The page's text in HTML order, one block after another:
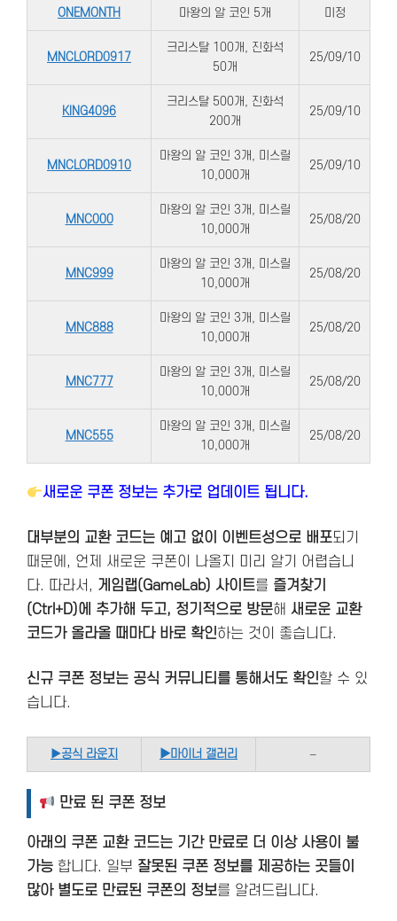
ONEMONTH 마왕의 알 코인 5개 미정
MNCLORD0917
크리스탈 100개, 진화석
50개
25/09/10
KING4096
크리스탈 500개, 진화석
200개
25/09/10
MNCLORD0910
마왕의 알 코인 3개, 미스릴
10,000개
25/09/10
MNC000
마왕의 알 코인 3개, 미스릴
10,000개
25/08/20
MNC999
마왕의 알 코인 3개, 미스릴
10,000개
25/08/20
MNC888
마왕의 알 코인 3개, 미스릴
10,000개
25/08/20
MNC777
마왕의 알 코인 3개, 미스릴
10,000개
25/08/20
MNC555
마왕의 알 코인 3개, 미스릴
10,000개
25/08/20
새로운 쿠폰 정보는 추가로 업데이트 됩니다.
대부분의 교환 코드는 예고 없이 이벤트성으로 배포되기
때문에, 언제 새로운 쿠폰이 나올지 미리 알기 어렵습니
다. 따라서, 게임랩(GameLab) 사이트를 즐겨찾기
(Ctrl+D)에 추가해 두고, 정기적으로 방문해 새로운 교환
코드가 올라올 때마다 바로 확인하는 것이 좋습니다.
신규 쿠폰 정보는 공식 커뮤니티를 통해서도 확인할 수 있
습니다.
▶공식 라운지 ▶마이너 갤러리 –
만료 된 쿠폰 정보
아래의 쿠폰 교환 코드는 기간 만료로 더 이상 사용이 불
가능 합니다. 일부 잘못된 쿠폰 정보를 제공하는 곳들이
많아 별도로 만료된 쿠폰의 정보를 알려드립니다.